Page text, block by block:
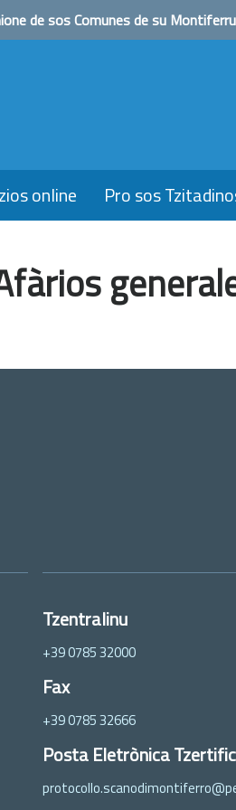
de sos Comunes de su
online Pro sos
Tzentralinu
+39 0785 32000
Fax
+39 0785 32666
Posta Eletrònica